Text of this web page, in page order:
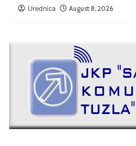
Urednica August 8, 2026